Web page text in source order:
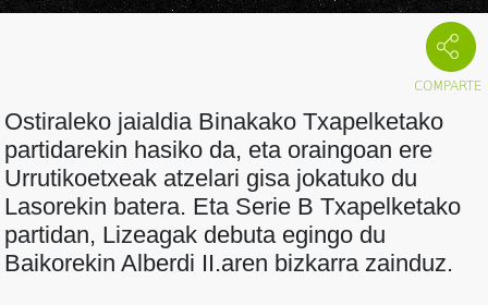
Ostiraleko jaialdia Binakako Txapelketako
partidarekin hasiko da, eta oraingoan ere
Urrutikoetxeak atzelari gisa jokatuko du
Lasorekin batera. Eta Serie B Txapelketako
partidan, Lizeagak debuta egingo du
Baikorekin Alberdi II.aren bizkarra zainduz.